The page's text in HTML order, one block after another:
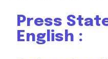
Press
English :